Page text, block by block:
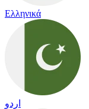
Ελληνικά
اردو